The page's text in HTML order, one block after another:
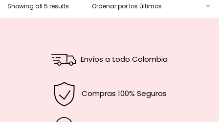
Showing all 5 results
Envíos a todo Colombia
Compras 100% Seguras